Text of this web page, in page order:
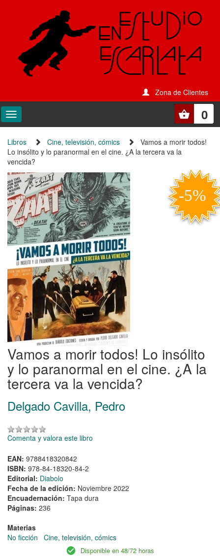
Zona de Clientes
0
Libros Cine, televisión, cómics
Vamos a morir todos!
Lo insólito y lo paranormal en el cine. ¿A la tercera va la
vencida?
Vamos a morir todos! Lo insólito
y lo paranormal en el cine. ¿A la
tercera va la vencida?
Delgado Cavilla, Pedro
Comenta y valora este libro
EAN: 9788418320842
ISBN: 978-84-18320-84-2
Editorial: Diabolo
Fecha de la edición: Noviembre 2022
Encuadernación: Tapa dura
Páginas: 236
Materias
No ficción
Cine, televisión, cómics
Disponible en 48/72 horas